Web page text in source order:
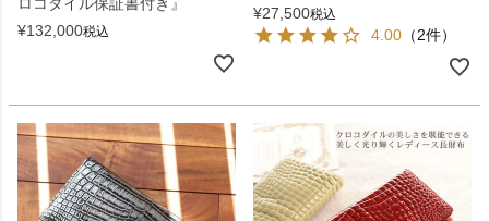
¥132,000税込
¥27,500税込
4.00 （2件）